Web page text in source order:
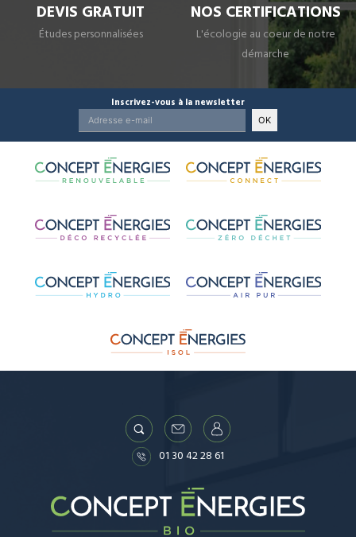
DEVIS GRATUIT
Études personnalisées
NOS CERTIFICATIONS
L'écologie au coeur de notre
démarche
Inscrivez-vous à la newsletter
OK
01 30 42 28 61